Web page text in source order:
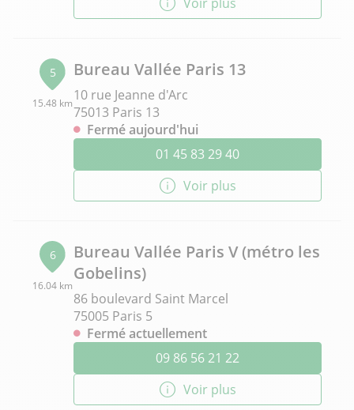
5
15.48 km
Bureau Vallée Paris 13
10 rue Jeanne d'Arc
75013 Paris 13
Fermé aujourd'hui
01 45 83 29 40
Voir plus
6
16.04 km
Bureau Vallée Paris V (métro les
Gobelins)
86 boulevard Saint Marcel
75005 Paris 5
Fermé actuellement
09 86 56 21 22
Voir plus